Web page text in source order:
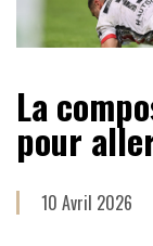
La
pour
10 Avril 2026